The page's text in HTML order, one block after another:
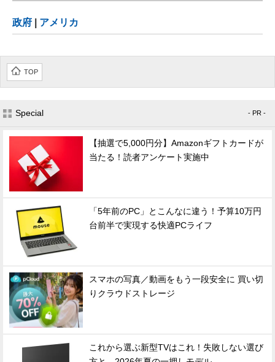
政府 アメリカ
TOP
Special - PR -
【抽選で5,000円分】Amazonギフトカードが
当たる！読者アンケート実施中
「5年前のPC」とこんなに違う！予算10万円
台前半で実現する快適PCライフ
スマホの写真／動画をもう一段安全に 買い切
りクラウドストレージ
これから選ぶ新型TVはこれ！失敗しない選び